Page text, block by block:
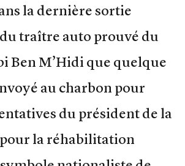
la dernière sortie
traître auto prouvé du
Ben M’Hidi que quelque
au charbon pour
du président de la
la réhabilitation